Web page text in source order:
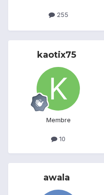
255
kaotix75
Membre
10
awala